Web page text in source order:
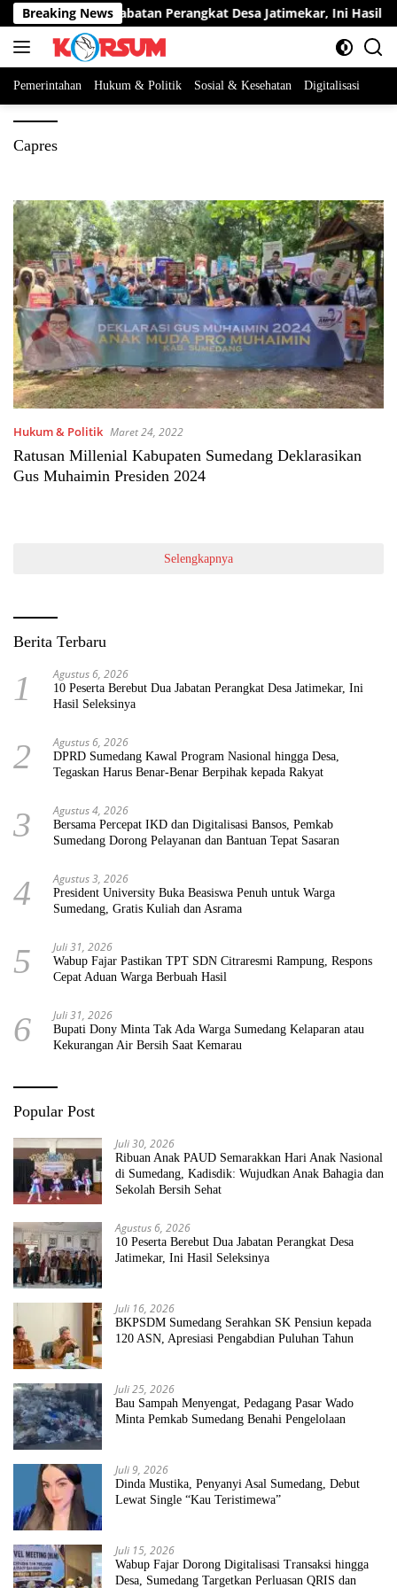
Langsung
ke
konten
Breaking News
Berebut Dua Jabatan Perangkat Desa Jatimekar, Ini Hasil
Pemerintahan Hukum & Politik Sosial & Kesehatan Digitalisasi
Capres
Hukum & Politik Maret 24, 2022
Ratusan Millenial Kabupaten Sumedang Deklarasikan
Gus Muhaimin Presiden 2024
Selengkapnya
Berita Terbaru
1 Agustus 6, 2026
10 Peserta Berebut Dua Jabatan Perangkat Desa Jatimekar, Ini
Hasil Seleksinya
2 Agustus 6, 2026
DPRD Sumedang Kawal Program Nasional hingga Desa,
Tegaskan Harus Benar-Benar Berpihak kepada Rakyat
3 Agustus 4, 2026
Bersama Percepat IKD dan Digitalisasi Bansos, Pemkab
Sumedang Dorong Pelayanan dan Bantuan Tepat Sasaran
4 Agustus 3, 2026
President University Buka Beasiswa Penuh untuk Warga
Sumedang, Gratis Kuliah dan Asrama
5 Juli 31, 2026
Wabup Fajar Pastikan TPT SDN Citraresmi Rampung, Respons
Cepat Aduan Warga Berbuah Hasil
6 Juli 31, 2026
Bupati Dony Minta Tak Ada Warga Sumedang Kelaparan atau
Kekurangan Air Bersih Saat Kemarau
Popular Post
Juli 30, 2026
Ribuan Anak PAUD Semarakkan Hari Anak Nasional
di Sumedang, Kadisdik: Wujudkan Anak Bahagia dan
Sekolah Bersih Sehat
Agustus 6, 2026
10 Peserta Berebut Dua Jabatan Perangkat Desa
Jatimekar, Ini Hasil Seleksinya
Juli 16, 2026
BKPSDM Sumedang Serahkan SK Pensiun kepada
120 ASN, Apresiasi Pengabdian Puluhan Tahun
Juli 25, 2026
Bau Sampah Menyengat, Pedagang Pasar Wado
Minta Pemkab Sumedang Benahi Pengelolaan
Juli 9, 2026
Dinda Mustika, Penyanyi Asal Sumedang, Debut
Lewat Single “Kau Teristimewa”
Juli 15, 2026
Wabup Fajar Dorong Digitalisasi Transaksi hingga
Desa, Sumedang Targetkan Perluasan QRIS dan